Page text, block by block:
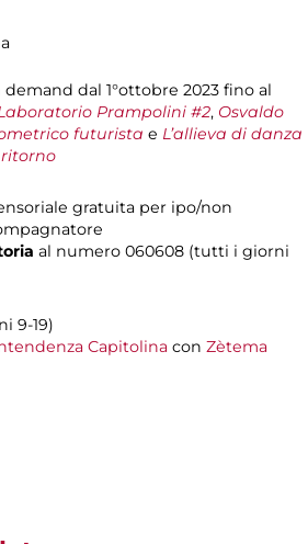
dal 1°ottobre 2023 fino al
Prampolini #2, Osvaldo
futurista e L’allieva di danza
ritorno
gratuita per ipo/non
al numero 060608 (tutti i giorni
9-19)
Capitolina con Zètema